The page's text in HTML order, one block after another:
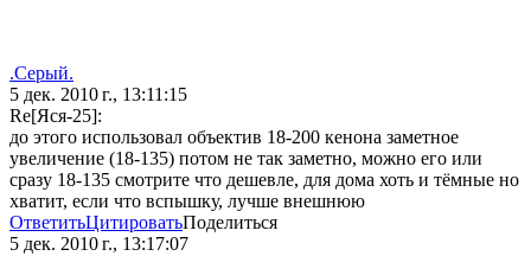
.Серый.
5 дек. 2010 г., 13:11:15
Re[Яся-25]:
до этого использовал объектив 18-200 кенона заметное
увеличение (18-135) потом не так заметно, можно его или
сразу 18-135 смотрите что дешевле, для дома хоть и тёмные но
хватит, если что вспышку, лучше внешнюю
ОтветитьЦитироватьПоделиться
5 дек. 2010 г., 13:17:07